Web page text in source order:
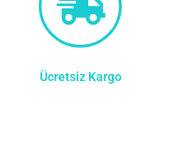
Ücretsiz Kargo